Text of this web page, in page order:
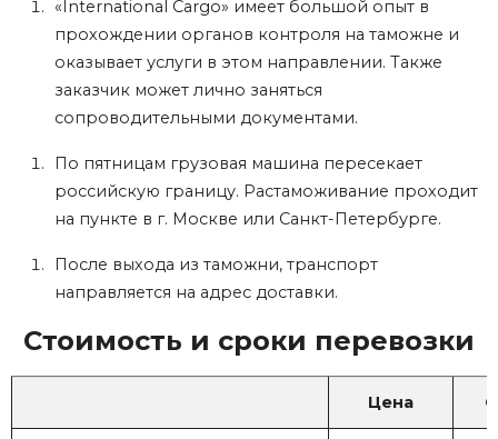
«International Cargo» имеет большой опыт в
прохождении органов контроля на таможне и
оказывает услуги в этом направлении. Также
заказчик может лично заняться
сопроводительными документами.
По пятницам грузовая машина пересекает
российскую границу. Растаможивание проходит
на пункте в г. Москве или Санкт-Петербурге.
После выхода из таможни, транспорт
направляется на адрес доставки.
Стоимость и сроки перевозки
Цена